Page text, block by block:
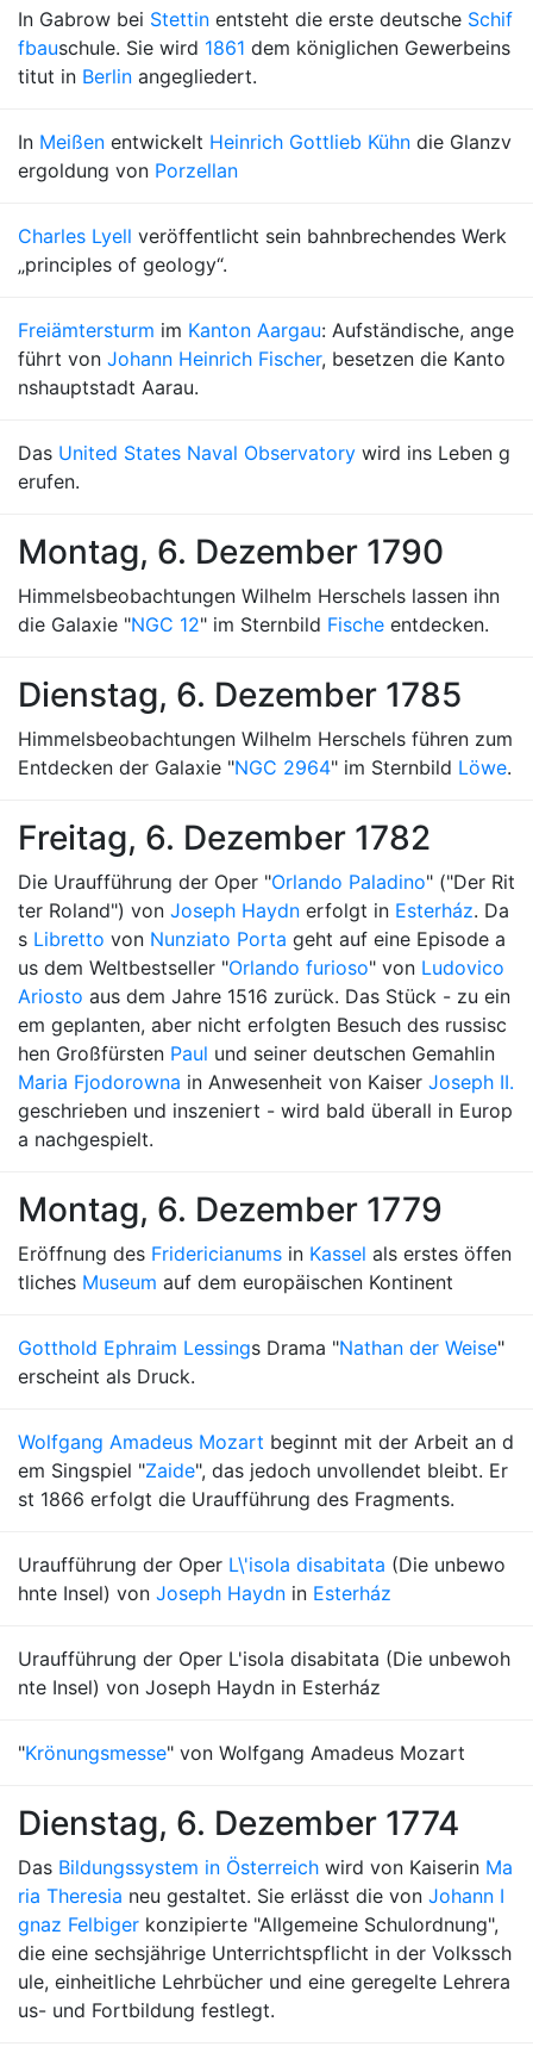
In Gabrow bei Stettin entsteht die erste deutsche Schif
fbauschule. Sie wird 1861 dem königlichen Gewerbeins
titut in Berlin angegliedert.
In Meißen entwickelt Heinrich Gottlieb Kühn die Glanzv
ergoldung von Porzellan
Charles Lyell veröffentlicht sein bahnbrechendes Werk
„principles of geology“.
Freiämtersturm im Kanton Aargau: Aufständische, ange
führt von Johann Heinrich Fischer, besetzen die Kanto
nshauptstadt Aarau.
Das United States Naval Observatory wird ins Leben g
erufen.
Montag, 6. Dezember 1790
Himmelsbeobachtungen Wilhelm Herschels lassen ihn
die Galaxie "NGC 12" im Sternbild Fische entdecken.
Dienstag, 6. Dezember 1785
Himmelsbeobachtungen Wilhelm Herschels führen zum
Entdecken der Galaxie "NGC 2964" im Sternbild Löwe.
Freitag, 6. Dezember 1782
Die Uraufführung der Oper "Orlando Paladino" ("Der Rit
ter Roland") von Joseph Haydn erfolgt in Esterház. Da
s Libretto von Nunziato Porta geht auf eine Episode a
us dem Weltbestseller "Orlando furioso" von Ludovico
Ariosto aus dem Jahre 1516 zurück. Das Stück - zu ein
em geplanten, aber nicht erfolgten Besuch des russisc
hen Großfürsten Paul und seiner deutschen Gemahlin
Maria Fjodorowna in Anwesenheit von Kaiser Joseph II.
geschrieben und inszeniert - wird bald überall in Europ
a nachgespielt.
Montag, 6. Dezember 1779
Eröffnung des Fridericianums in Kassel als erstes öffen
tliches Museum auf dem europäischen Kontinent
Gotthold Ephraim Lessings Drama "Nathan der Weise"
erscheint als Druck.
Wolfgang Amadeus Mozart beginnt mit der Arbeit an d
em Singspiel "Zaide", das jedoch unvollendet bleibt. Er
st 1866 erfolgt die Uraufführung des Fragments.
Uraufführung der Oper L\'isola disabitata (Die unbewo
hnte Insel) von Joseph Haydn in Esterház
Uraufführung der Oper L'isola disabitata (Die unbewoh
nte Insel) von Joseph Haydn in Esterház
"Krönungsmesse" von Wolfgang Amadeus Mozart
Dienstag, 6. Dezember 1774
Das Bildungssystem in Österreich wird von Kaiserin Ma
ria Theresia neu gestaltet. Sie erlässt die von Johann I
gnaz Felbiger konzipierte "Allgemeine Schulordnung",
die eine sechsjährige Unterrichtspflicht in der Volkssch
ule, einheitliche Lehrbücher und eine geregelte Lehrera
us- und Fortbildung festlegt.